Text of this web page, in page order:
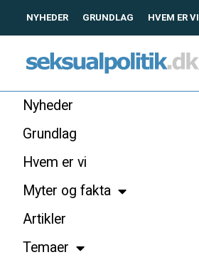
NYHEDER GRUNDLAG HVEM ER VI
Nyheder
Grundlag
Hvem er vi
Myter og fakta
Artikler
Temaer